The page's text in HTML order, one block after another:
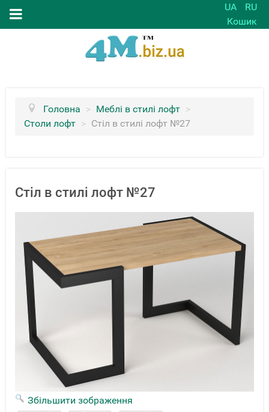
UA
RU
Кошик
Головна > Меблі в стилі лофт >
Столи лофт > Стіл в стилі лофт №27
Стіл в стилі лофт №27
Збільшити зображення